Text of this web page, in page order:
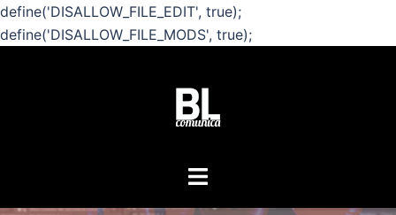
define('DISALLOW_FILE_EDIT', true);
define('DISALLOW_FILE_MODS', true);
Alternar